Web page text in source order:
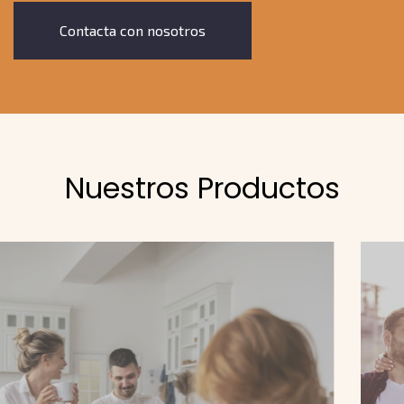
Contacta con nosotros
Nuestros Productos